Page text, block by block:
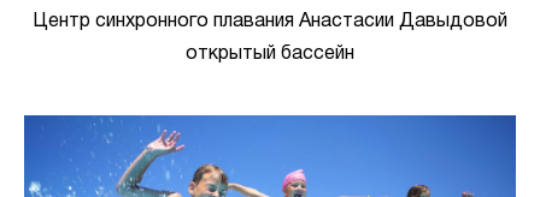
Центр синхронного плавания Анастасии Давыдовой
открытый бассейн